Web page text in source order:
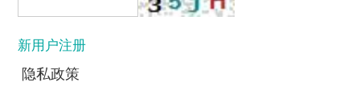
新用户注册
隐私政策